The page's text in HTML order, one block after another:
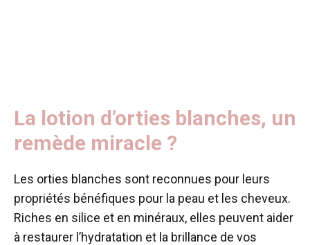
La lotion d’orties blanches, un
remède miracle ?
Les orties blanches sont reconnues pour leurs
propriétés bénéfiques pour la peau et les cheveux.
Riches en silice et en minéraux, elles peuvent aider
à restaurer l’hydratation et la brillance de vos